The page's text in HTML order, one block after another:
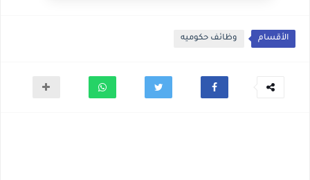
الأقسام وظائف حكوميه